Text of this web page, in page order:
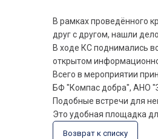
В рамках проведённого
друг с другом, нашли
В ходе КС поднимались
открытом
Всего в мероприятии
БФ "Компас добра", АНО
Подобные встречи для
Это удобная площадка
Возврат к списку